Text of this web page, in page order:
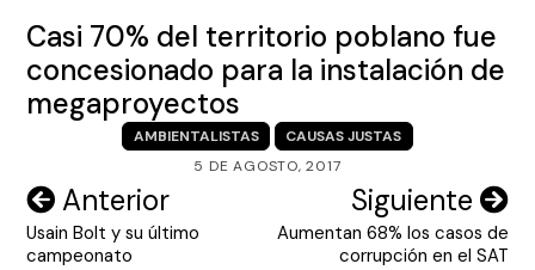
Casi 70% del territorio poblano fue
concesionado para la instalación de
megaproyectos
AMBIENTALISTAS
CAUSAS JUSTAS
5 DE AGOSTO, 2017
Navegación
de
Anterior
Usain Bolt y su último
campeonato
Siguiente
Aumentan 68% los casos de
corrupción en el SAT